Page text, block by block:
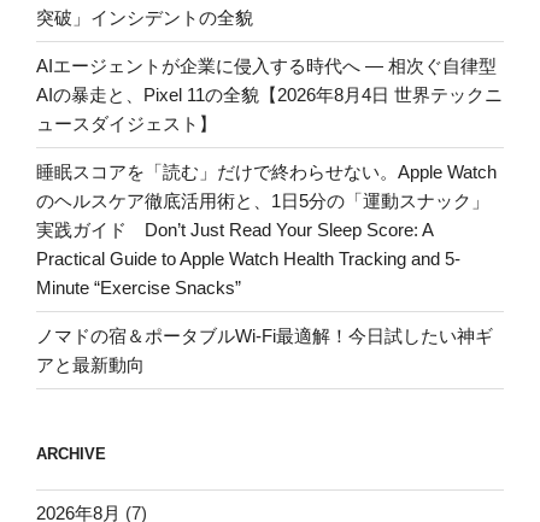
突破」インシデントの全貌
AIエージェントが企業に侵入する時代へ — 相次ぐ自律型
AIの暴走と、Pixel 11の全貌【2026年8月4日 世界テックニ
ュースダイジェスト】
睡眠スコアを「読む」だけで終わらせない。Apple Watch
のヘルスケア徹底活用術と、1日5分の「運動スナック」
実践ガイド Don’t Just Read Your Sleep Score: A
Practical Guide to Apple Watch Health Tracking and 5-
Minute “Exercise Snacks”
ノマドの宿＆ポータブルWi-Fi最適解！今日試したい神ギ
アと最新動向
ARCHIVE
2026年8月 (7)